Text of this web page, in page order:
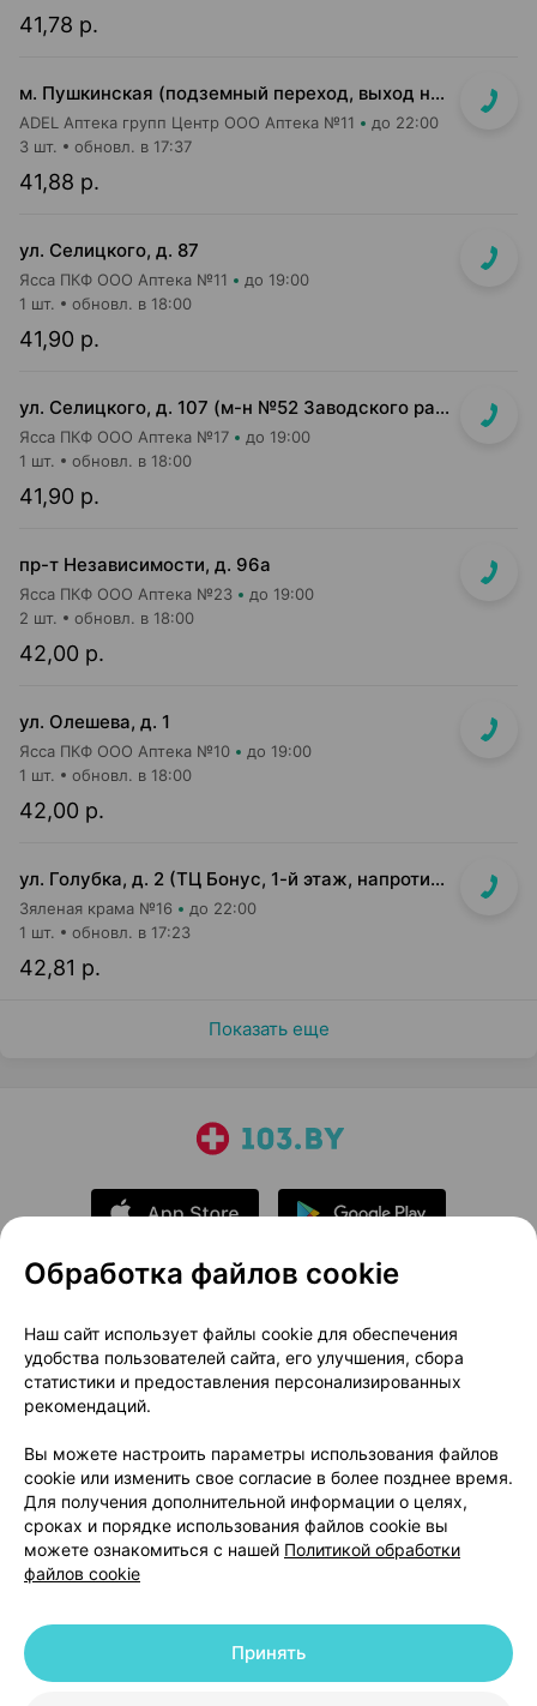
41,78 р.
м. Пушкинская (подземный переход, выход на гостиницу "Орбита")
ADEL Аптека групп Центр ООО Аптека №11 до 22:00
41,88 р.
3 шт. обновл. в 17:37
ул. Селицкого, д. 87
Ясса ПКФ ООО Аптека №11 до 19:00
41,90 р.
1 шт. обновл. в 18:00
ул. Селицкого, д. 107 (м-н №52 Заводского райпищеторга)
Ясса ПКФ ООО Аптека №17 до 19:00
41,90 р.
1 шт. обновл. в 18:00
пр-т Независимости, д. 96а
Ясса ПКФ ООО Аптека №23 до 19:00
42,00 р.
2 шт. обновл. в 18:00
ул. Олешева, д. 1
Ясса ПКФ ООО Аптека №10 до 19:00
42,00 р.
1 шт. обновл. в 18:00
ул. Голубка, д. 2 (ТЦ Бонус, 1-й этаж, напротив входа в м-н Евроопт)
Зяленая крама №16 до 22:00
42,81 р.
1 шт. обновл. в 17:23
Показать еще
О проекте
Новости проекта
Размещение рекламы
Медицинский маркетинг
Публичный договор
Доставка
Способы оплаты
Вакансии
Партнеры
Написать руководителю 103.by
Написать в поддержку
Персональные настройки Cookie
© 2026 ООО «Артокс Лаб», УНП 191700409 | 220012, Республика Беларусь,
Обработка файлов cookie
Наш сайт использует файлы cookie для обеспечения
удобства пользователей сайта, его улучшения, сбора
статистики и предоставления персонализированных
рекомендаций.
Вы можете настроить параметры использования файлов
cookie или изменить свое согласие в более позднее время.
Для получения дополнительной информации о целях,
сроках и порядке использования файлов cookie вы
можете ознакомиться с нашей Политикой обработки
файлов cookie
Принять